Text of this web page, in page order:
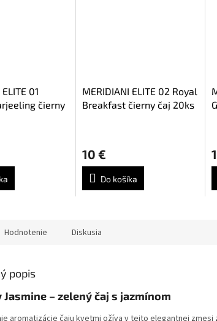
01
čierny
MERIDIANI ELITE 02 Royal
Breakfast čierny čaj 20ks
10 €
Do košíka
Hodnotenie Diskusia
popis
– zelený čaj s jazmínom